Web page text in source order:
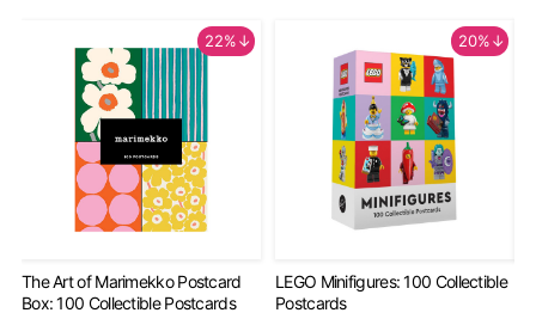
22%↓
The Art of Marimekko Postcard
Box: 100 Collectible Postcards
20%↓
LEGO Minifigures: 100 Collectible
Postcards